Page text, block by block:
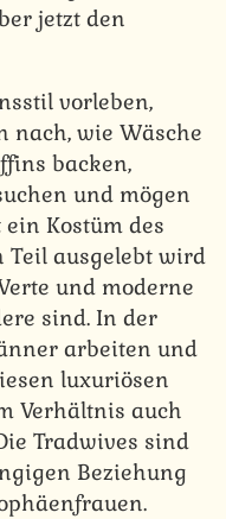
jetzt den
vorleben,
nach, wie Wäsche
backen,
und mögen
ein Kostüm des
Teil ausgelebt wird
und moderne
sind. In der
arbeiten und
luxuriösen
Verhältnis auch
Tradwives sind
Beziehung